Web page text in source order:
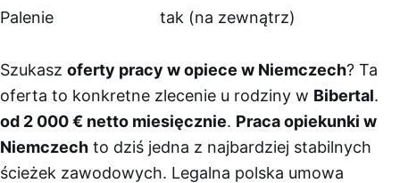
Palenie tak (na zewnątrz)
Szukasz oferty pracy w opiece w Niemczech? Ta
oferta to konkretne zlecenie u rodziny w Bibertal.
od 2 000 € netto miesięcznie. Praca opiekunki w
Niemczech to dziś jedna z najbardziej stabilnych
ścieżek zawodowych. Legalna polska umowa